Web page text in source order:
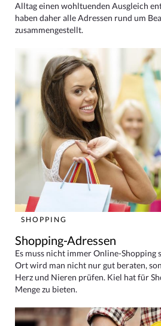
Alltag einen wohltuenden Ausgleich
haben daher alle Adressen rund um
zusammengestellt.
SHOPPING
Shopping-Adressen
Es muss nicht immer Online-Shopping
Ort wird man nicht nur gut beraten,
Herz und Nieren prüfen. Kiel hat für
Menge zu bieten.